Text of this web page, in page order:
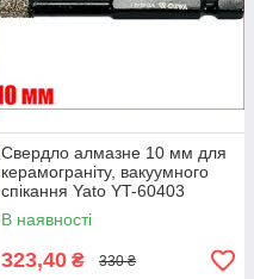
Свердло алмазне 10 мм для
керамограніту, вакуумного
спікання Yato YT-60403
В наявності
323,40 ₴ 330 ₴